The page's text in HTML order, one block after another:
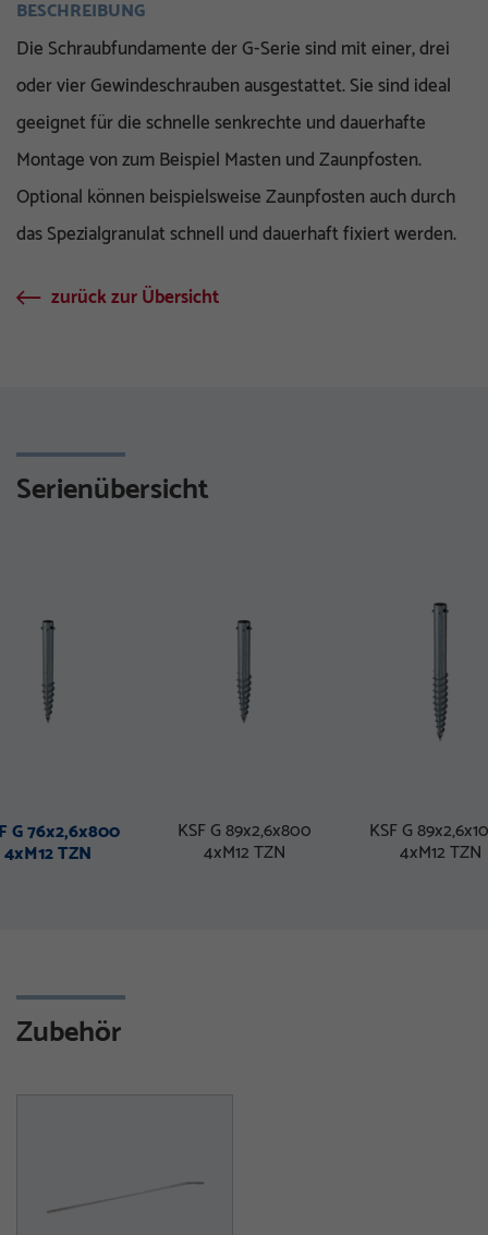
BESCHREIBUNG
Die Schraubfundamente der G-Serie sind mit einer, drei
oder vier Gewindeschrauben ausgestattet. Sie sind ideal
geeignet für die schnelle senkrechte und dauerhafte
Montage von zum Beispiel Masten und Zaunpfosten.
Optional können beispielsweise Zaunpfosten auch durch
das Spezialgranulat schnell und dauerhaft fixiert werden.
zurück zur Übersicht
Serienübersicht
G 76x2,6x800
4xM12 TZN
KSF G 89x2,6x800
4xM12 TZN
KSF G
4xM12 TZN
Zubehör